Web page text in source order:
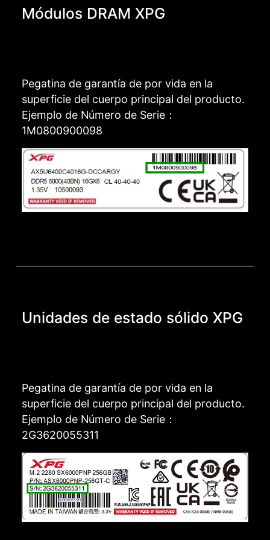
Módulos DRAM XPG
Pegatina de garantía de por vida en la
superficie del cuerpo principal del producto.
Ejemplo de Número de Serie：
1M0800900098
Unidades de estado sólido XPG
Pegatina de garantía de por vida en la
superficie del cuerpo principal del producto.
Ejemplo de Número de Serie：
2G3620055311